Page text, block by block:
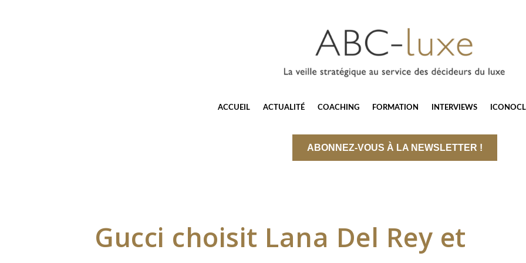
ACCUEIL ACTUALITÉ COACHING FORMATION INTERVIEWS
ABONNEZ-VOUS À LA NEWSLETTER !
Gucci choisit Lana Del Rey et